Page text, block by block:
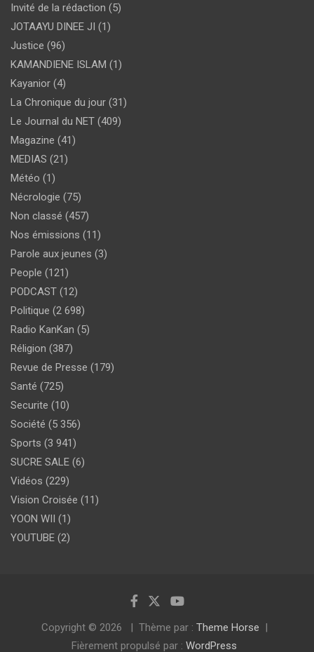
Invité de la rédaction (5)
JOTAAYU DINEE JI (1)
Justice (96)
KAMANDIENE ISLAM (1)
Kayanior (4)
La Chronique du jour (31)
Le Journal du NET (409)
Magazine (41)
MEDIAS (21)
Météo (1)
Nécrologie (75)
Non classé (457)
Nos émissions (11)
Parole aux jeunes (3)
People (121)
PODCAST (12)
Politique (2 698)
Radio KanKan (5)
Réligion (387)
Revue de Presse (179)
Santé (725)
Securite (10)
Société (5 356)
Sports (3 941)
SUCRE SALE (6)
Vidéos (229)
Vision Croisée (11)
YOON WII (1)
YOUTUBE (2)
Copyright © 2026 Thème par : Theme Horse
Fièrement propulsé par : WordPress